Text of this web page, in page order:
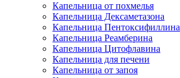
Капельница от похмелья
Капельница Дексаметазона
Капельница Пентоксифиллина
Капельница Реамберина
Капельница Цитофлавина
Капельница для печени
Капельница от запоя